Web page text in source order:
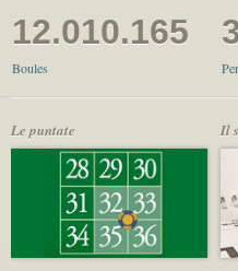
12.010.165
Boules
Le puntate Il